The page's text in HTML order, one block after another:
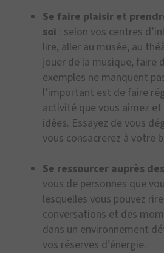
Se faire plaisir et
soi : selon vos centres
lire, aller au musée, au
jouer de la musique, faire
exemples ne manquent
l’important est de faire
activité que vous aimez
idées. Essayez de vous
vous consacrerez à votre
Se ressourcer auprès
vous de personnes que
lesquelles vous pouvez
conversations et des
dans un environnement
vos réserves d’énergie.